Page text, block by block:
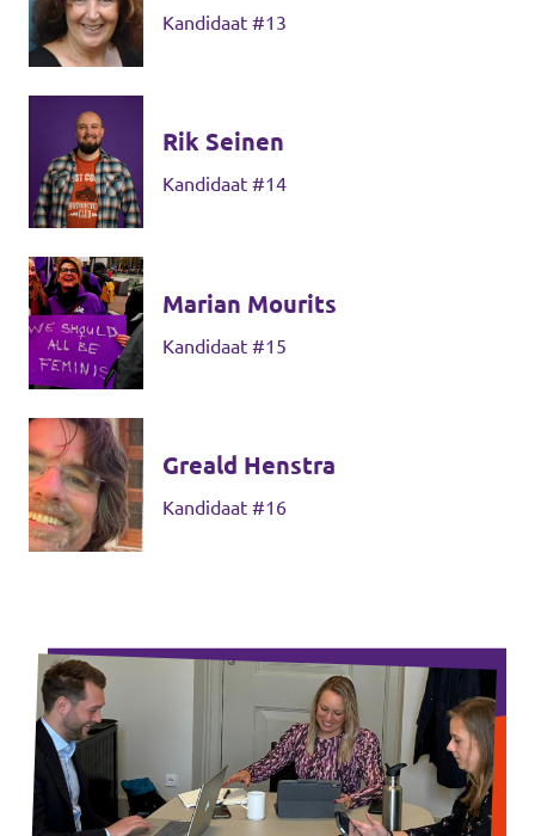
Kandidaat #13
Rik Seinen
Kandidaat #14
Marian Mourits
Kandidaat #15
Greald Henstra
Kandidaat #16